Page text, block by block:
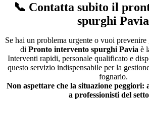
📞 Contatta subito il
spurghi Pavia
Se hai un problema urgente o vuoi
di Pronto intervento spurghi Pavia è
Interventi rapidi, personale qualificato e
questo servizio indispensabile per la
fognario.
Non aspettare che la situazione peggiori:
a professionisti del